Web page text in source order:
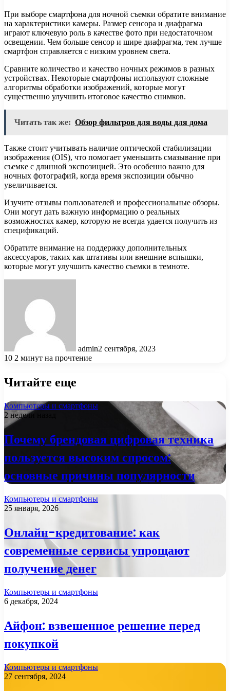
При выборе смартфона для ночной съемки обратите внимание
на характеристики камеры. Размер сенсора и диафрагма
играют ключевую роль в качестве фото при недостаточном
освещении. Чем больше сенсор и шире диафрагма, тем лучше
смартфон справляется с низким уровнем света.
Сравните количество и качество ночных режимов в разных
устройствах. Некоторые смартфоны используют сложные
алгоритмы обработки изображений, которые могут
существенно улучшить итоговое качество снимков.
Читать так же: Обзор фильтров для воды для дома
Также стоит учитывать наличие оптической стабилизации
изображения (OIS), что помогает уменьшить смазывание при
съемке с длинной экспозицией. Это особенно важно для
ночных фотографий, когда время экспозиции обычно
увеличивается.
Изучите отзывы пользователей и профессиональные обзоры.
Они могут дать важную информацию о реальных
возможностях камер, которую не всегда удается получить из
спецификаций.
Обратите внимание на поддержку дополнительных
аксессуаров, таких как штативы или внешние вспышки,
которые могут улучшить качество съемки в темноте.
admin2 сентября, 2023
10 2 минут на прочтение
Читайте еще
Компьютеры и смартфоны
2 недели назад
Почему брендовая цифровая техника
пользуется высоким спросом:
основные причины популярности
Компьютеры и смартфоны
25 января, 2026
Онлайн-кредитование: как
современные сервисы упрощают
получение денег
Компьютеры и смартфоны
6 декабря, 2024
Айфон: взвешенное решение перед
покупкой
Компьютеры и смартфоны
27 сентября, 2024